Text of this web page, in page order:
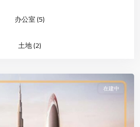
办公室 (5)
土地 (2)
在建中